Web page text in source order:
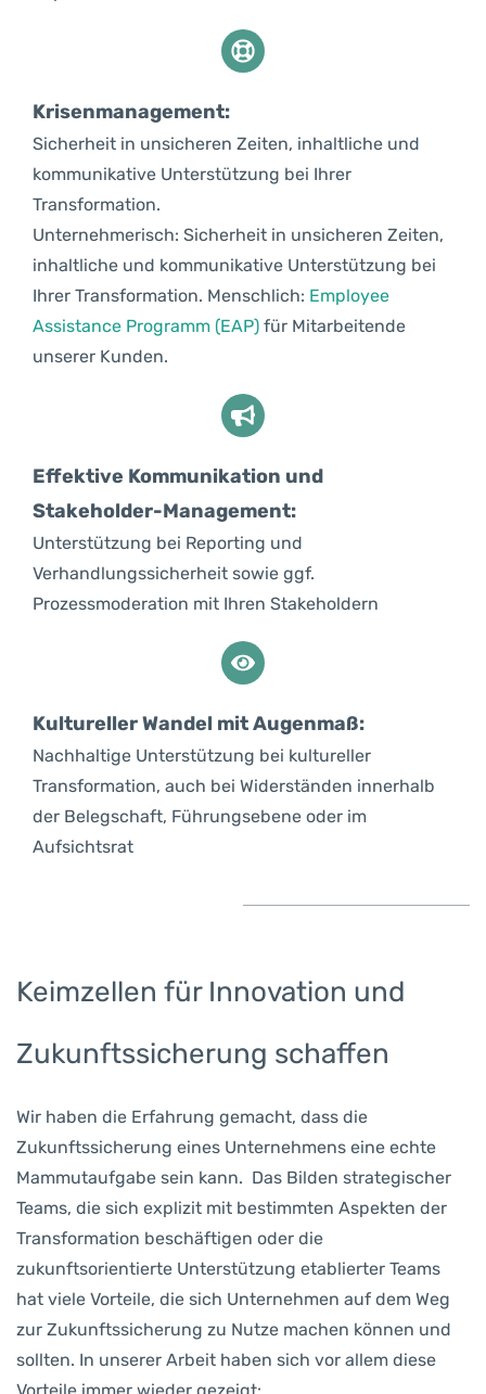
Krisenmanagement:
Sicherheit in unsicheren Zeiten, inhaltliche und
kommunikative Unterstützung bei Ihrer
Transformation.
Unternehmerisch: Sicherheit in unsicheren Zeiten,
inhaltliche und kommunikative Unterstützung bei
Ihrer Transformation. Menschlich: Employee
Assistance Programm (EAP) für Mitarbeitende
unserer Kunden.
Effektive Kommunikation und
Stakeholder-Management:
Unterstützung bei Reporting und
Verhandlungssicherheit sowie ggf.
Prozessmoderation mit Ihren Stakeholdern
Kultureller Wandel mit Augenmaß:
Nachhaltige Unterstützung bei kultureller
Transformation, auch bei Widerständen innerhalb
der Belegschaft, Führungsebene oder im
Aufsichtsrat
Keimzellen für Innovation und
Zukunftssicherung schaffen
Wir haben die Erfahrung gemacht, dass die
Zukunftssicherung eines Unternehmens eine echte
Mammutaufgabe sein kann. Das Bilden strategischer
Teams, die sich explizit mit bestimmten Aspekten der
Transformation beschäftigen oder die
zukunftsorientierte Unterstützung etablierter Teams
hat viele Vorteile, die sich Unternehmen auf dem Weg
zur Zukunftssicherung zu Nutze machen können und
sollten. In unserer Arbeit haben sich vor allem diese